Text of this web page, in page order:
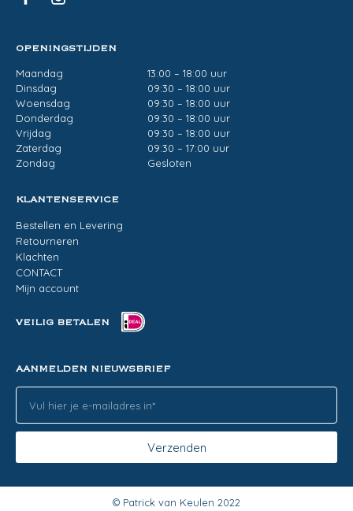
OPENINGSTIJDEN
Maandag
13:00 – 18:00 uur
Dinsdag
09:30 – 18:00 uur
Woensdag
09:30 – 18:00 uur
Donderdag
09:30 – 18:00 uur
Vrijdag
09:30 – 18:00 uur
Zaterdag
09:30 – 17:00 uur
Zondag
Gesloten
KLANTENSERVICE
Bestellen en Levering
Retourneren
Klachten
CONTACT
Mijn account
VEILIG BETALEN
AANMELDEN NIEUWSBRIEF
Verzenden
© Patrick van Keulen 2022